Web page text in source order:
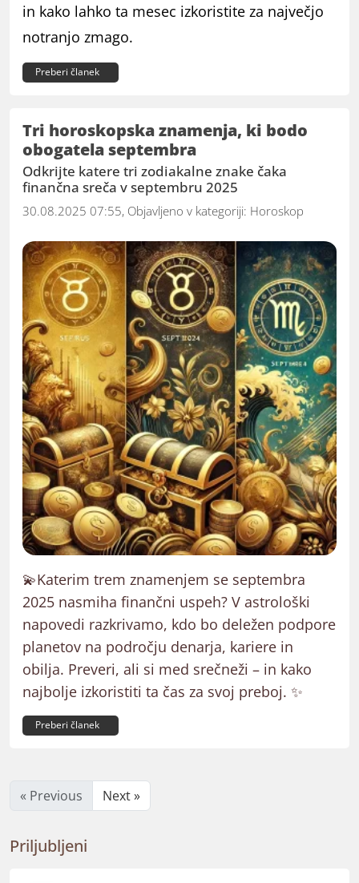
in kako lahko ta mesec izkoristite za največjo
notranjo zmago.
Preberi članek
Tri horoskopska znamenja, ki bodo
obogatela septembra
Odkrijte katere tri zodiakalne znake čaka
finančna sreča v septembru 2025
30.08.2025 07:55, Objavljeno v kategoriji: Horoskop
💫Katerim trem znamenjem se septembra
2025 nasmiha finančni uspeh? V astrološki
napovedi razkrivamo, kdo bo deležen podpore
planetov na področju denarja, kariere in
obilja. Preveri, ali si med srečneži – in kako
najbolje izkoristiti ta čas za svoj preboj. ✨
Preberi članek
« Previous Next »
Priljubljeni